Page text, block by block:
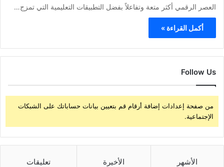
العصر الرقمي أكثر متعة وتفاعلاً بفضل التطبيقات التعليمية التي تمزج…
أكمل القراءة »
Follow Us
من صفحة إعدادات إضافة أرقام قم بتعيين بيانات حساباتك على الشبكات
الإجتماعية.
الأشهر الأخيرة تعليقات